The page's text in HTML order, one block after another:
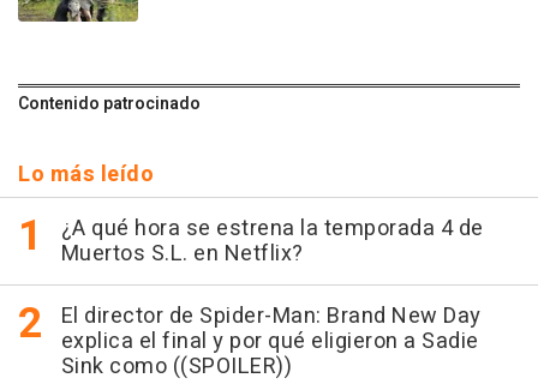
Contenido patrocinado
Lo más leído
¿A qué hora se estrena la temporada 4 de
Muertos S.L. en Netflix?
El director de Spider-Man: Brand New Day
explica el final y por qué eligieron a Sadie
Sink como ((SPOILER))